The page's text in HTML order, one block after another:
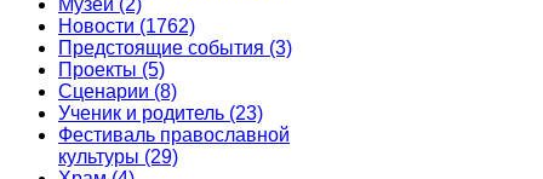
Музей (2)
Новости (1762)
Предстоящие события (3)
Проекты (5)
Сценарии (8)
Ученик и родитель (23)
Фестиваль православной
культуры (29)